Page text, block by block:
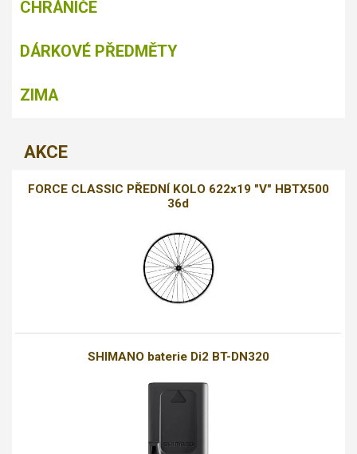
CHRÁNIČE
DÁRKOVÉ PŘEDMĚTY
ZIMA
AKCE
FORCE CLASSIC PŘEDNÍ KOLO 622x19 "V" HBTX500
36d
SHIMANO baterie Di2 BT-DN320